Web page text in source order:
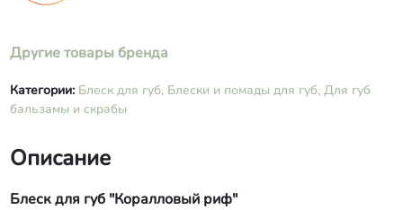
Другие товары бренда
Категории: Блеск для губ, Блески и помады для губ, Для губ
бальзамы и скрабы
Описание
Блеск для губ "Коралловый риф"